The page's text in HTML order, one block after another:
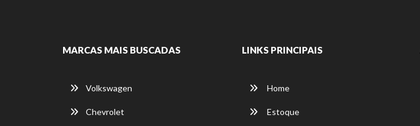
MARCAS MAIS BUSCADAS
Volkswagen
Chevrolet
LINKS PRINCIPAIS
Home
Estoque